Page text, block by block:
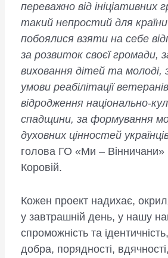
переважно від ініціативних
такий непростий для
побоялися взяти на себе
за розвиток своєї громади,
виховання дітей та молоді,
умови реабілітації
відродження національно-
спадщини, за формування
духовних цінностей
голова ГО «Ми – Вінничани»
Коровій.
Кожен проект надихає,
у завтрашній день, у нашу
спроможність та ідентичність,
добра, порядності,